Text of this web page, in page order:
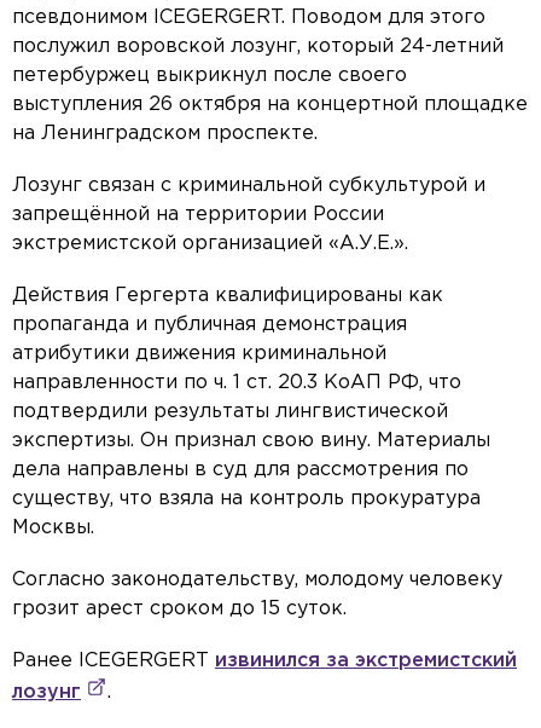
псевдонимом ICEGERGERT. Поводом для этого
послужил воровской лозунг, который 24-летний
петербуржец выкрикнул после своего
выступления 26 октября на концертной площадке
на Ленинградском проспекте.
Лозунг связан с криминальной субкультурой и
запрещённой на территории России
экстремистской организацией «А.У.Е.».
Действия Гергерта квалифицированы как
пропаганда и публичная демонстрация
атрибутики движения криминальной
направленности по ч. 1 ст. 20.3 КоАП РФ, что
подтвердили результаты лингвистической
экспертизы. Он признал свою вину. Материалы
дела направлены в суд для рассмотрения по
существу, что взяла на контроль прокуратура
Москвы.
Согласно законодательству, молодому человеку
грозит арест сроком до 15 суток.
Ранее ICEGERGERT извинился за экстремистский
лозунг
.